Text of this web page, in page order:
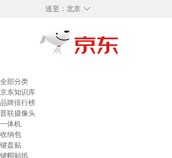
◇
送至： 北京
全部分类
京东知识库
品牌排行榜
普联摄像头
一体机
收纳包
键盘贴
键帽贴纸